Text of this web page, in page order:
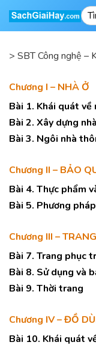
> SBT Công nghệ –
Chương I – NHÀ Ở
Bài 1. Khái quát về
Bài 2. Xây dựng
Bài 3. Ngôi nhà
Chương II – BẢO
Bài 4. Thực phẩm
Bài 5. Phương
Chương III –
Bài 7. Trang phục
Bài 8. Sử dụng và
Bài 9. Thời trang
Chương IV – ĐỒ
Bài 10. Khái quát